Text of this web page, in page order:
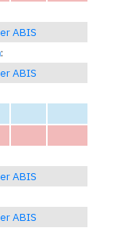
ABIS
:
ABIS
ABIS
ABIS